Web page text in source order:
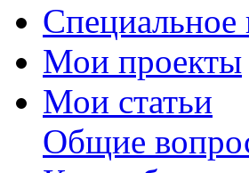
Специальное
Мои проекты
Мои статьи
Общие